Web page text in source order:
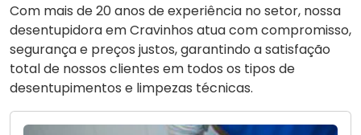
Com mais de 20 anos de experiência no setor, nossa
desentupidora em Cravinhos atua com compromisso,
segurança e preços justos, garantindo a satisfação
total de nossos clientes em todos os tipos de
desentupimentos e limpezas técnicas.